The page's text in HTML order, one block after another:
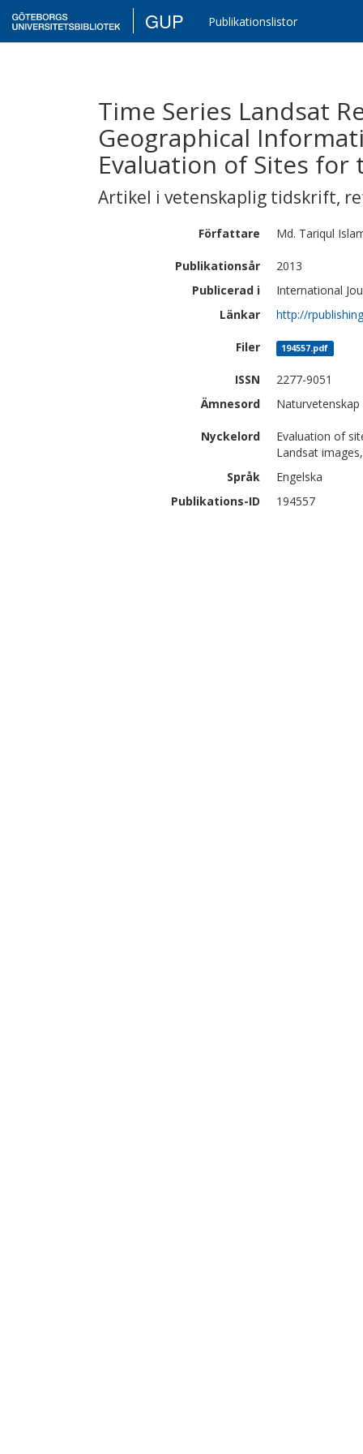
GUP Publikationslistor
Time Series Landsat
Geographical
Evaluation of Sites for
Artikel i vetenskaplig tidskrift,
Författare Md. Tariqul
Publikationsår
2013
Publicerad i
International
Länkar
http://
Filer 194557.pdf
ISSN
2277-9051
Ämnesord
Nyckelord
Evaluation of
Landsat
Språk
Engelska
Publikations-ID
194557